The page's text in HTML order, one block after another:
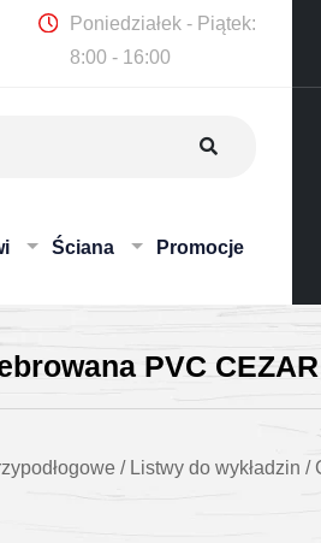
Poniedziałek - Piątek:
8:00 - 16:00
Ściana Promocje
PVC
/ Listwy do wykładzin /